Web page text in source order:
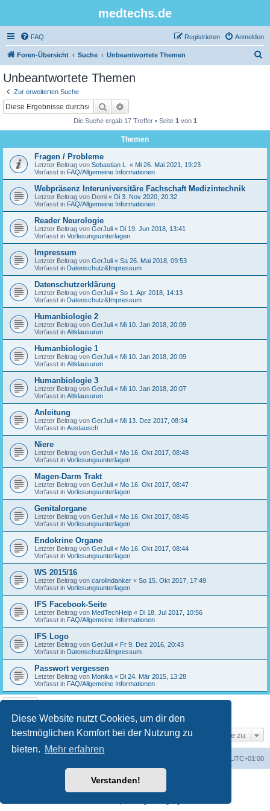
Diese Website nutzt Cookies, um dir den
bestmöglichen Komfort bei der Nutzung zu
bieten. Mehr erfahren
Verstanden!
medtechs.de
FAQ Anmelden
Registrieren
Foren-Übersicht Suche Unbeantwortete Themen
Unbeantwortete Themen
Zur erweiterten Suche
Suche
Die Suche ergab 17 Treffer • Seite 1 von 1
Themen
Fragen / Probleme
Letzter Beitrag von Sebastian L. « Mi 26. Mai 2021, 19:23
Verfasst in FAQ/Allgemeine Informationen
Webpräsenz Interuniversitäre Fachschaft Medizintechnik
Letzter Beitrag von Domi « Di 3. Nov 2020, 20:32
Verfasst in FAQ/Allgemeine Informationen
Reader Neurologie
Letzter Beitrag von GerJuli « Di 19. Jun 2018, 13:41
Verfasst in Vorlesungsunterlagen
Impressum
Letzter Beitrag von GerJuli « Sa 26. Mai 2018, 09:53
Verfasst in Datenschutz&Impressum
Datenschutzerklärung
Letzter Beitrag von GerJuli « So 1. Apr 2018, 14:13
Verfasst in Datenschutz&Impressum
Humanbiologie 2
Letzter Beitrag von GerJuli « Mi 10. Jan 2018, 20:09
Verfasst in Altklausuren
Humanbiologie 1
Letzter Beitrag von GerJuli « Mi 10. Jan 2018, 20:09
Verfasst in Altklausuren
Humanbiologie 3
Letzter Beitrag von GerJuli « Mi 10. Jan 2018, 20:07
Verfasst in Altklausuren
Anleitung
Letzter Beitrag von GerJuli « Mi 13. Dez 2017, 08:34
Verfasst in Austausch
Niere
Letzter Beitrag von GerJuli « Mo 16. Okt 2017, 08:48
Verfasst in Vorlesungsunterlagen
Magen-Darm Trakt
Letzter Beitrag von GerJuli « Mo 16. Okt 2017, 08:47
Verfasst in Vorlesungsunterlagen
Genitalorgane
Letzter Beitrag von GerJuli « Mo 16. Okt 2017, 08:45
Verfasst in Vorlesungsunterlagen
Endokrine Organe
Letzter Beitrag von GerJuli « Mo 16. Okt 2017, 08:44
Verfasst in Vorlesungsunterlagen
WS 2015/16
Letzter Beitrag von carolindanker « So 15. Okt 2017, 17:49
Verfasst in Vorlesungsunterlagen
IFS Facebook-Seite
Letzter Beitrag von MedTechHelp « Di 18. Jul 2017, 10:56
Verfasst in FAQ/Allgemeine Informationen
IFS Logo
Letzter Beitrag von GerJuli « Fr 9. Dez 2016, 20:43
Verfasst in Datenschutz&Impressum
Passwort vergessen
Letzter Beitrag von Monika « Di 24. Mär 2015, 13:28
Verfasst in FAQ/Allgemeine Informationen
Die Suche ergab 17 Treffer • Seite 1 von
Gehe zu
UTC+01:00
Powered byphpBB® Forum Software © phpBB Limited
phpBB.de